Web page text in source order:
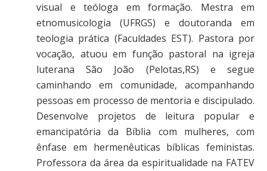
visual e teóloga em formação. Mestra em
etnomusicologia (UFRGS) e doutoranda em
teologia prática (Faculdades EST). Pastora por
vocação, atuou em função pastoral na igreja
luterana São João (Pelotas,RS) e segue
caminhando em comunidade, acompanhando
pessoas em processo de mentoria e discipulado.
Desenvolve projetos de leitura popular e
emancipatória da Bíblia com mulheres, com
ênfase em hermenêuticas bíblicas feministas.
Professora da área da espiritualidade na FATEV